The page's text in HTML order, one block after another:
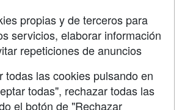
SÍGUENOS EN:
propias y de terceros para
servicios, elaborar información
repeticiones de anuncios
todas las cookies pulsando en
todas", rechazar todas las
el botón de "Rechazar